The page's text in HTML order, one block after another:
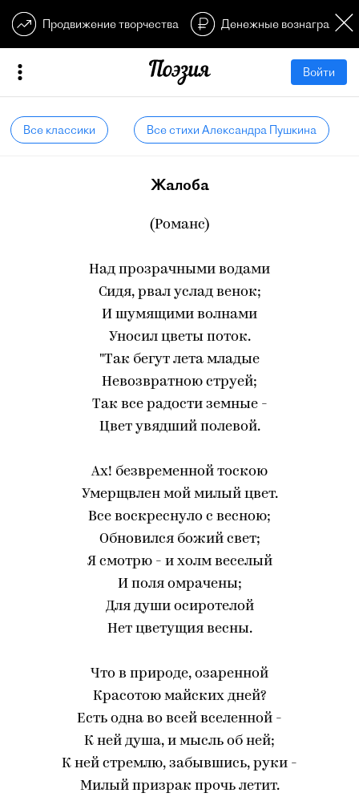
Продвижение творчества Денежные
Войти
Все классики Все стихи Александра Пушкина
Жалоба
(Романс)
Над прозрачными водами
Сидя, рвал услад венок;
И шумящими волнами
Уносил цветы поток.
"Так бегут лета младые
Невозвратною струей;
Так все радости земные -
Цвет увядший полевой.
Ах! безвременной тоскою
Умерщвлен мой милый цвет.
Все воскреснуло с весною;
Обновился божий свет;
Я смотрю - и холм веселый
И поля омрачены;
Для души осиротелой
Нет цветущия весны.
Что в природе, озаренной
Красотою майских дней?
Есть одна во всей вселенной -
К ней душа, и мысль об ней;
К ней стремлю, забывшись, руки -
Милый призрак прочь летит.